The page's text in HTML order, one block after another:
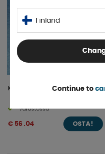
Kitkapalat AKS 2004 Etu/Taka
Varastossa
€ 56 .04 OSTA!
Finland
Continue to